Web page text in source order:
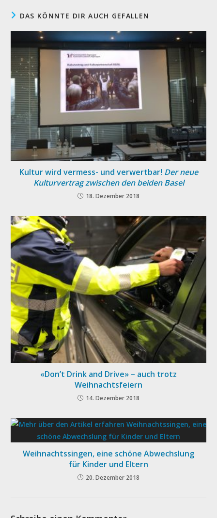
DAS KÖNNTE DIR AUCH GEFALLEN
Kultur wird vermess- und verwertbar! Der neue
Kulturvertrag zwischen den beiden Basel
18. Dezember 2018
«Don’t Drink and Drive» – auch trotz
Weihnachtsfeiern
14. Dezember 2018
Weihnachtssingen, eine schöne Abwechslung
für Kinder und Eltern
20. Dezember 2018